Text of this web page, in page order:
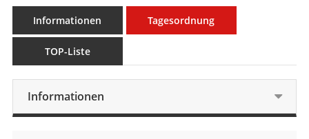
Informationen Tagesordnung
TOP-Liste
Informationen